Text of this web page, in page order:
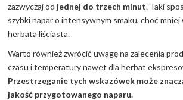
zazwyczaj od jednej do trzech minut. Taki
szybki napar o intensywnym smaku, choć
herbata liściasta.
Warto również zwrócić uwagę na zalecenia
czasu i temperatury nawet dla herbat
Przestrzeganie tych wskazówek może
jakość przygotowanego naparu.